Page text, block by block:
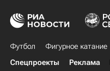
Футбол Фигурное катание
Спецпроекты
Реклама